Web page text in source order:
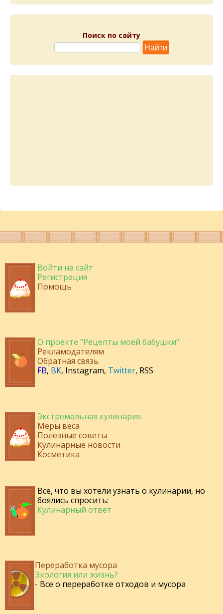
Поиск по сайту
Войти на сайт
Регистрация
Помощь
О проекте "Рецепты моей бабушки"
Рекламодателям
Обратная связь
FB, ВК, Instagram, Twitter, RSS
Экстремальная кулинария
Меры веса
Полезные советы
Кулинарные новости
Косметика
Все, что вы хотели узнать о кулинарии, но
боялись спросить:
Кулинарный ответ
Переработка мусора
Экология или жизнь?
- Все о переработке отходов и мусора